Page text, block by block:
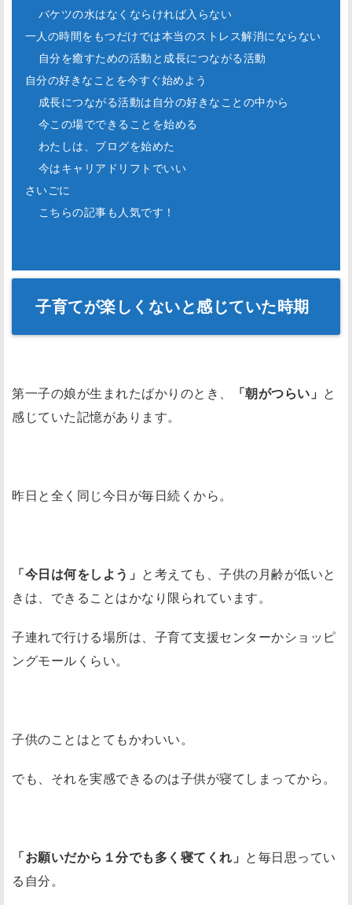
バケツの水はなくならければ入らない
一人の時間をもつだけでは本当のストレス解消にならない
自分を癒すための活動と成長につながる活動
自分の好きなことを今すぐ始めよう
成長につながる活動は自分の好きなことの中から
今この場でできることを始める
わたしは、ブログを始めた
今はキャリアドリフトでいい
さいごに
こちらの記事も人気です！
子育てが楽しくないと感じていた時期
第一子の娘が生まれたばかりのとき、 「朝がつらい」
と
感じていた記憶があります。
昨日と全く同じ今日が毎日続くから。
「今日は何をしよう」
と考えても、子供の月齢が低いと
きは、できることはかなり限られています。
子連れで行ける場所は、子育て支援センターかショッピ
ングモールくらい。
子供のことはとてもかわいい。
でも、それを実感できるのは子供が寝てしまってから。
「お願いだから１分でも多く寝てくれ」
と毎日思ってい
る自分。